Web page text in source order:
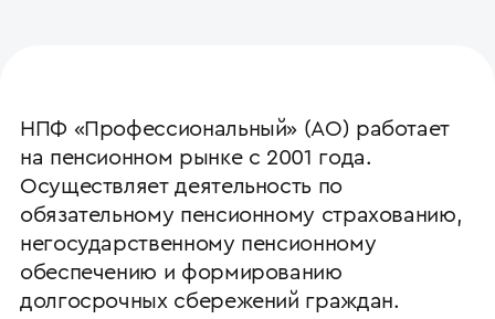
НПФ «Профессиональный» (АО) работает
на пенсионном рынке с 2001 года.
Осуществляет деятельность по
обязательному пенсионному страхованию,
негосударственному пенсионному
обеспечению и формированию
долгосрочных сбережений граждан.